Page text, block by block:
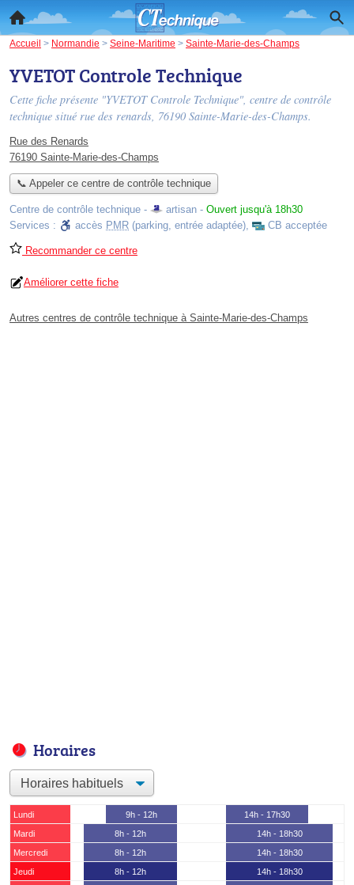
Accueil > Normandie > Seine-Maritime > Sainte-Marie-des-Champs
YVETOT Controle Technique
Cette fiche présente "YVETOT Controle Technique", centre de contrôle
technique situé rue des renards, 76190 Sainte-Marie-des-Champs.
Rue des Renards
76190 Sainte-Marie-des-Champs
📞 Appeler ce centre de contrôle technique
Centre de contrôle technique - artisan - Ouvert jusqu'à 18h30
Services :
accès PMR (parking, entrée adaptée), CB acceptée
Recommander ce centre
Améliorer cette fiche
Autres centres de contrôle technique à Sainte-Marie-des-Champs
Horaires
Lundi 9h - 12h
14h - 17h30
Mardi
8h - 12h
14h - 18h30
Mercredi
8h - 12h
14h - 18h30
Jeudi
8h - 12h
14h - 18h30